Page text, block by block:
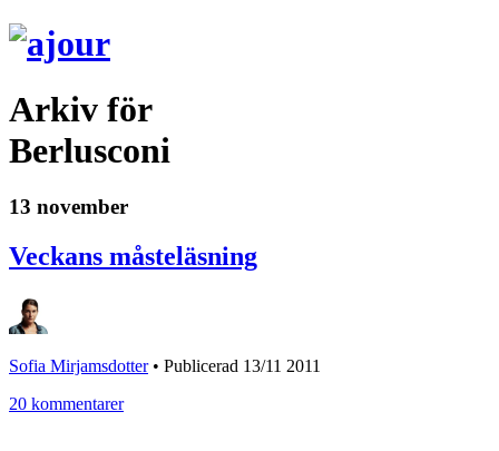
Arkiv för
Berlusconi
13 november
Veckans måsteläsning
Sofia Mirjamsdotter• Publicerad 13/11 2011
20 kommentarer